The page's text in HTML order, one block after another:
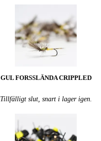
GUL FORSSLÄNDA CRIPPLED
Tillfälligt slut, snart i lager igen.